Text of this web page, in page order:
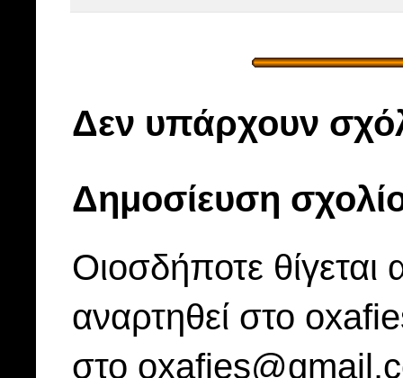
Δεν υπάρχουν
Δημοσίευση
Οιοσδήποτε
αναρτηθεί στο
στο